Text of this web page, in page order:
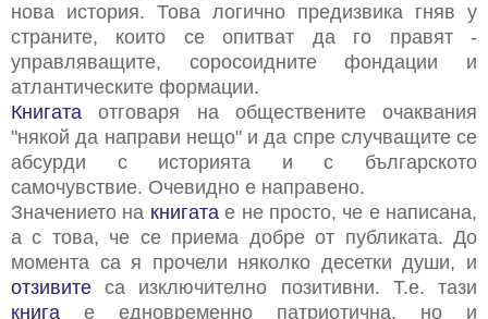
нова история. Това логично предизвика гняв у
страните, които се опитват да го правят -
управляващите, соросоидните фондации и
атлантическите формации.
Книгата отговаря на обществените очаквания
"някой да направи нещо" и да спре случващите се
абсурди с историята и с българското
самочувствие. Очевидно е направено.
Значението на книгатае не просто, че е написана,
а с това, че се приема добре от публиката. До
момента са я прочели няколко десетки души, и
отзивите са изключително позитивни. Т.е. тази
книга е едновременно патриотична, но и